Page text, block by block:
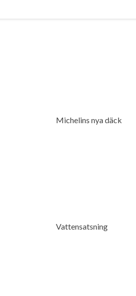
Michelins nya däck
Vattensatsning